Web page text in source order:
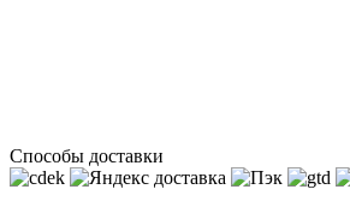
Способы доставки